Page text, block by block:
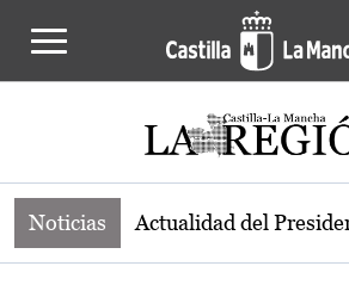
Noticias de la región
Noticias Actualidad del